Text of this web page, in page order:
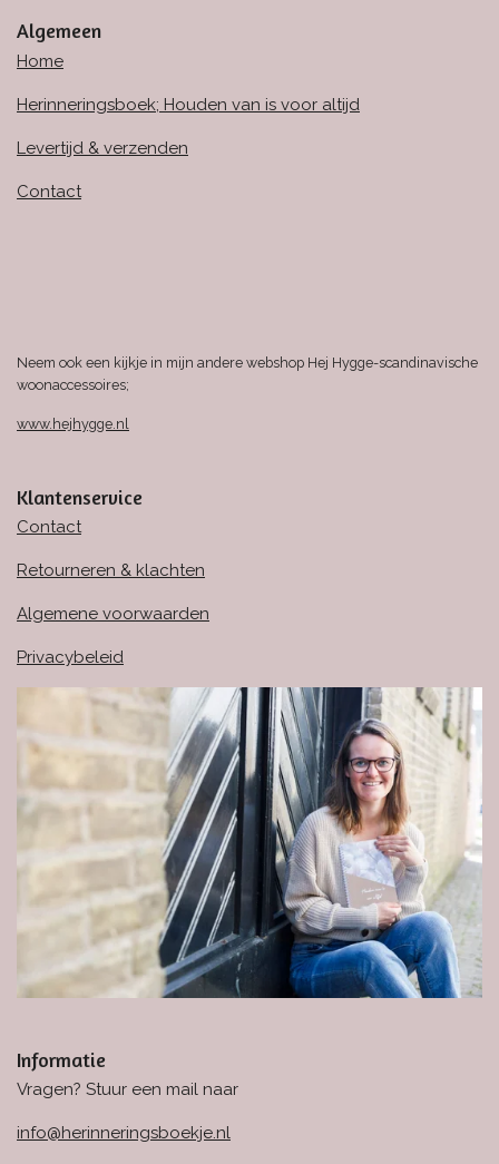
Algemeen
Home
Herinneringsboek; Houden van is voor altijd
Levertijd & verzenden
Contact
Neem ook een kijkje in mijn andere webshop Hej Hygge-scandinavische
woonaccessoires;
www.hejhygge.nl
Klantenservice
Contact
Retourneren & klachten
Algemene voorwaarden
Privacybeleid
Informatie
Vragen? Stuur een mail naar
info@herinneringsboekje.nl